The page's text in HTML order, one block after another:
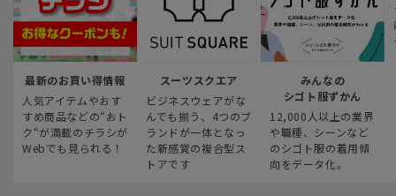
最新のお買い得情報
人気アイテムやおす
すめ商品などの“おト
ク“が満載のチラシが
Webでも見られる！
スーツスクエア
ビジネスウェアがな
んでも揃う、4つのブ
ランドが一体となっ
た新感覚の複合型ス
トアです
みんなの
シゴト服ずかん
12,000人以上の業界
や職種、シーンなど
のシゴト服の着用傾
向をデータ化。